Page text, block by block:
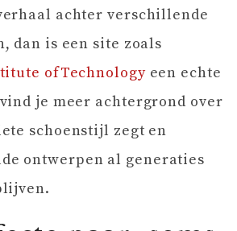
achter verschillende
dan is een site zoals
ofTechnologyeen echte
je meer achtergrond over
schoenstijl zegt en
ontwerpen al generaties